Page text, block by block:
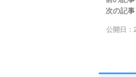
次の記事
公開日：